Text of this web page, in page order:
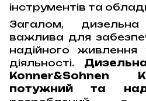
інструментів та
Загалом, дизельна
важлива для
надійного
діяльності.
Konner&Sohnen
потужний та